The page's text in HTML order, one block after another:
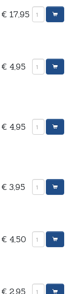
€ 17,95
€ 4,95
€ 4,95
€ 3,95
€ 4,50
€ 2,95